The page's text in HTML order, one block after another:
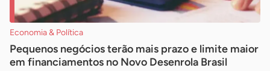
Economia & Política
Pequenos negócios terão mais prazo e limite maior
em financiamentos no Novo Desenrola Brasil